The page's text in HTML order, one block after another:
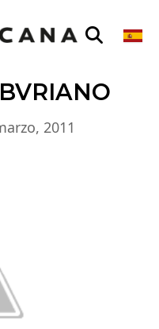
2011